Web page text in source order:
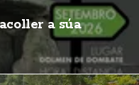
a súa